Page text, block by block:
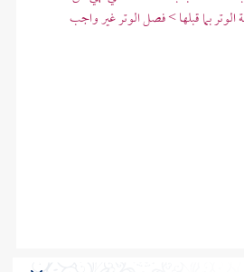
بما قبلها > فصل الوتر غير واجب